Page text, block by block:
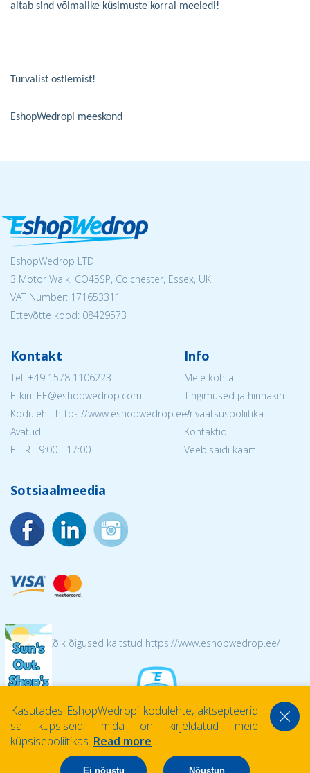
aitab sind võimalike küsimuste korral meeledi!
Turvalist ostlemist!
EshopWedropi meeskond
EshopWedrop LTD
3 Motor Walk, CO45SP, Colchester, Essex, UK
VAT Number: 171653311
Ettevõtte kood: 08429573
Kontakt
Tel: +49 1578 1106223
E-kiri: EE@eshopwedrop.com
Koduleht: https://www.eshopwedrop.ee/
Avatud:
E - R 9:00 - 17:00
Info
Meie kohta
Tingimused ja hinnakiri
Privaatsuspoliitika
Kontaktid
Veebisaidi kaart
Sotsiaalmeedia
© 2026 Kõik õigused kaitstud https://www.eshopwedrop.ee/
Kasutades EshopWedropi kodulehte, aktsepteerid
sa küpsiseid, mida on kirjeldatud meie
küpsisepoliitikas. Read more
Ei nõustu Nõustun